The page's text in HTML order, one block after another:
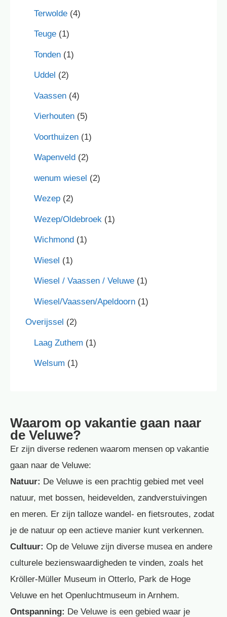
Terwolde (4)
Teuge (1)
Tonden (1)
Uddel (2)
Vaassen (4)
Vierhouten (5)
Voorthuizen (1)
Wapenveld (2)
wenum wiesel (2)
Wezep (2)
Wezep/Oldebroek (1)
Wichmond (1)
Wiesel (1)
Wiesel / Vaassen / Veluwe (1)
Wiesel/Vaassen/Apeldoorn (1)
Overijssel (2)
Laag Zuthem (1)
Welsum (1)
Waarom op vakantie gaan naar
de Veluwe?
Er zijn diverse redenen waarom mensen op vakantie
gaan naar de Veluwe:
Natuur: De Veluwe is een prachtig gebied met veel
natuur, met bossen, heidevelden, zandverstuivingen
en meren. Er zijn talloze wandel- en fietsroutes, zodat
je de natuur op een actieve manier kunt verkennen.
Cultuur: Op de Veluwe zijn diverse musea en andere
culturele bezienswaardigheden te vinden, zoals het
Kröller-Müller Museum in Otterlo, Park de Hoge
Veluwe en het Openluchtmuseum in Arnhem.
Ontspanning: De Veluwe is een gebied waar je